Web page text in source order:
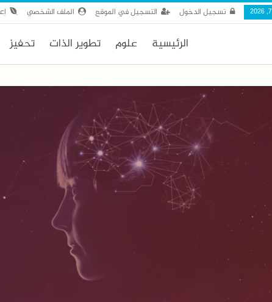
تسجيل الدخول التسجيل في الموقع الملف الشخصي
الرئيسية علوم تطوير الذات تحفيز